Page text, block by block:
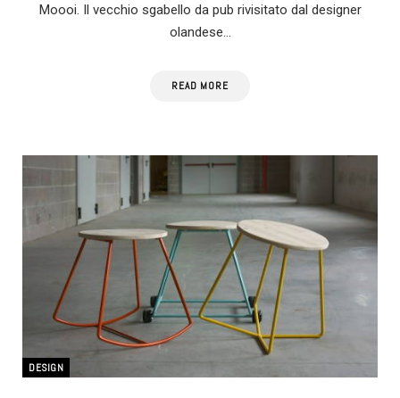
Moooi. Il vecchio sgabello da pub rivisitato dal designer
olandese…
READ MORE
DESIGN